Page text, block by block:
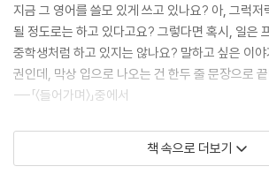
Chapter 18 일잘러의 영어는 더 정교해져야 한다
영어 말하기의 태도에 관하여| 나는 나답게 영어로
Chapter 19 결정적인 뉘앙스의 차이
치명적인 영어 실수| 완성도 높은 영어를 향해
Chapter 20 번역하지 말고 영어식으로 일하자
Chapter 21 표현의 시대정신을 읽는 법
실리콘밸리의 포용적 언어| 나의 가치관에 맞는 영
지금 그 영어를 쓸모 있게 쓰고 있나요? 아, 그럭저
될 정도로는 하고 있다고요? 그렇다면 혹시, 일은
중학생처럼 하고 있지는 않나요? 말하고 싶은 이
권인데, 막상 입으로 나오는 건 한두 줄 문장으로
---「〈들어가며〉」중에서
영어 한번 잘해보겠다고 온갖 좋다는 방법은 다 동
건, 영어는 마치 근력을 키우듯 포기하지 않고 계속
책 속으로 더보기